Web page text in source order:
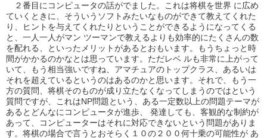
２番目にコンピュータの話がでました。これは将棋を世界 に広め
ていくときに、そういうソフトみたいなものができて教えてくれた
り、ヒントを与えてくれたりということができるようになってくる
と、一人一人がマン ツーマンで教えるよりも効率的にたくさんの数
を配れる、といったメリットがあるとおもいます。もうちょっと時
間がかかるのかなとは思っています。ただレベ ルも非常に上がって
いて、もう相当強いですね、アマチュアのトップクラス、あるいは
それを超えているというのはあるのかと思います。それで、もう一
方の質問、将棋そのものが成り立たなくなってしまうのではという
質問ですが、これはNP問題という、ある一定数以上の問題テーマが
あるとどんなにコンピュータが進歩、 発達しても、客観的な制約が
あって、コンピューターはそれに対応できないという問題がありま
す。将棋の場合で言うとおそらく１０の２００何十乗の可能性が あ